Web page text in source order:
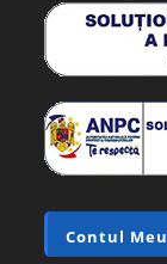
Contul Meu